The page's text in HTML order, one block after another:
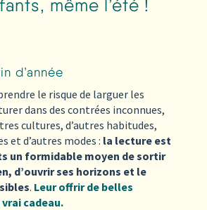
même l’été !
d’année
le risque de larguer les
dans des contrées inconnues,
cultures, d’autres habitudes,
et d’autres modes : la lecture est
un formidable moyen de sortir
d’ouvrir ses horizons et le
. Leur offrir de belles
cadeau.